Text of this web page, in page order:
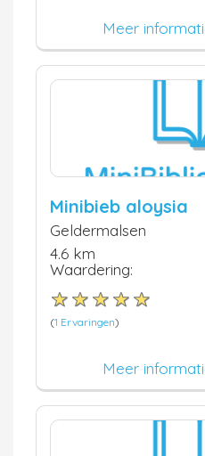
Meer
Minibieb aloysia
Geldermalsen
4.6 km
Waardering:
(1 Ervaringen)
Meer